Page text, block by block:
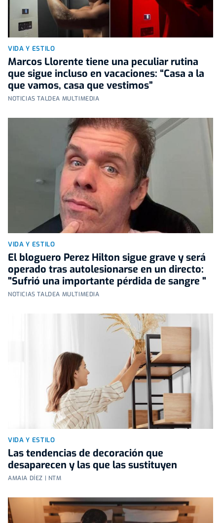
VIDA Y ESTILO
Marcos Llorente tiene una peculiar rutina
que sigue incluso en vacaciones: “Casa a la
que vamos, casa que vestimos”
NOTICIAS TALDEA MULTIMEDIA
VIDA Y ESTILO
El bloguero Perez Hilton sigue grave y será
operado tras autolesionarse en un directo:
"Sufrió una importante pérdida de sangre "
NOTICIAS TALDEA MULTIMEDIA
VIDA Y ESTILO
Las tendencias de decoración que
desaparecen y las que las sustituyen
AMAIA DÍEZ | NTM